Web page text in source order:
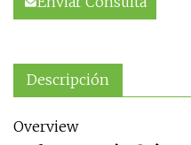
Descripción
Overview